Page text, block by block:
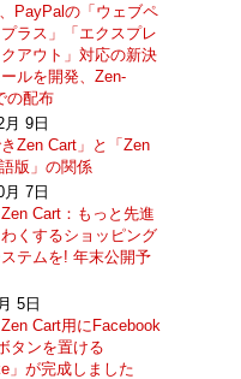
PayPalの「ウェブペ
ラス」「エクスプレ
アウト」対応の新決
ルを開発、Zen-
の配布
月 9日
きZen Cart」と「Zen
版」の関係
月 7日
Cart：もっと先進
くするショッピング
テムを! 年末公開予
5日
Cart用にFacebook
タンを置ける
」が完成しました